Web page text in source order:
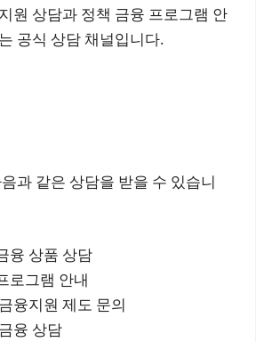
원 상담과 정책 금융 프로그램 안
공식 상담 채널입니다.
과 같은 상담을 받을 수 있습니
융 상품 상담
로그램 안내
융지원 제도 문의
융 상담